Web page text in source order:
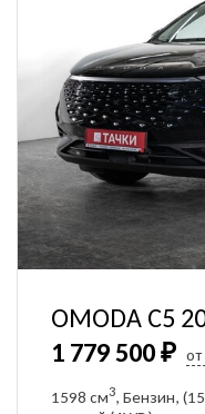
1 779 500 ₽
OMODA C5
1598 см3, Бензин,